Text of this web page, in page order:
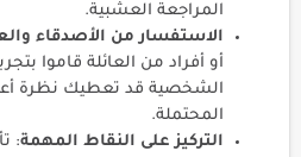
المراجعة العشبية.
الاستفسار من الأصدقاء
أو أفراد من العائلة قاموا
الشخصية قد تعطيك نظرة
المحتملة.
التركيز على النقاط المهمة: